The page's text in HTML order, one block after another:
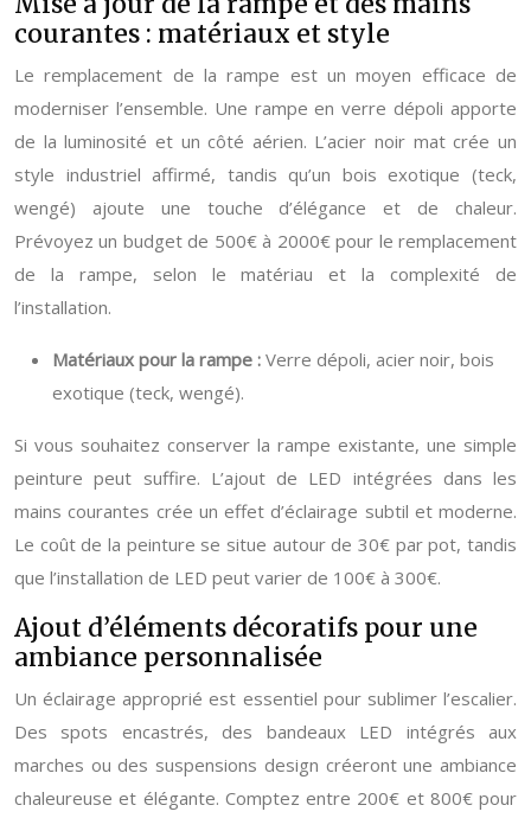
courantes : matériaux et style
Le remplacement de la rampe est un moyen efficace de
moderniser l’ensemble. Une rampe en verre dépoli apporte
de la luminosité et un côté aérien. L’acier noir mat crée un
style industriel affirmé, tandis qu’un bois exotique (teck,
wengé) ajoute une touche d’élégance et de chaleur.
Prévoyez un budget de 500€ à 2000€ pour le remplacement
de la rampe, selon le matériau et la complexité de
l’installation.
Matériaux pour la rampe : Verre dépoli, acier noir, bois
exotique (teck, wengé).
Si vous souhaitez conserver la rampe existante, une simple
peinture peut suffire. L’ajout de LED intégrées dans les
mains courantes crée un effet d’éclairage subtil et moderne.
Le coût de la peinture se situe autour de 30€ par pot, tandis
que l’installation de LED peut varier de 100€ à 300€.
Ajout d’éléments décoratifs pour une
ambiance personnalisée
Un éclairage approprié est essentiel pour sublimer l’escalier.
Des spots encastrés, des bandeaux LED intégrés aux
marches ou des suspensions design créeront une ambiance
chaleureuse et élégante. Comptez entre 200€ et 800€ pour